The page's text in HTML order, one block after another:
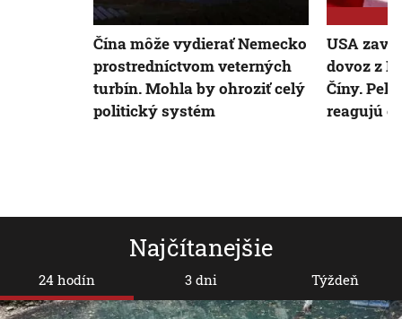
Najčítanejšie
24 hodín 3 dni Týždeň
Čína môže vydierať Nemecko
prostredníctvom veterných
turbín. Mohla by ohroziť celý
politický systém
USA
dovoz z
Číny.
reagujú